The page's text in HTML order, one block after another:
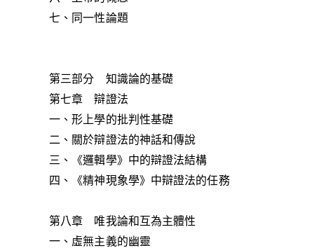
七、同一性論題
第三部分 知識論的基礎
第七章 辯證法
一、形上學的批判性基礎
二、關於辯證法的神話和傳說
三、《邏輯學》中的辯證法結構
四、《精神現象學》中辯證法的任務
第八章 唯我論和互為主體性
一、虛無主義的幽靈